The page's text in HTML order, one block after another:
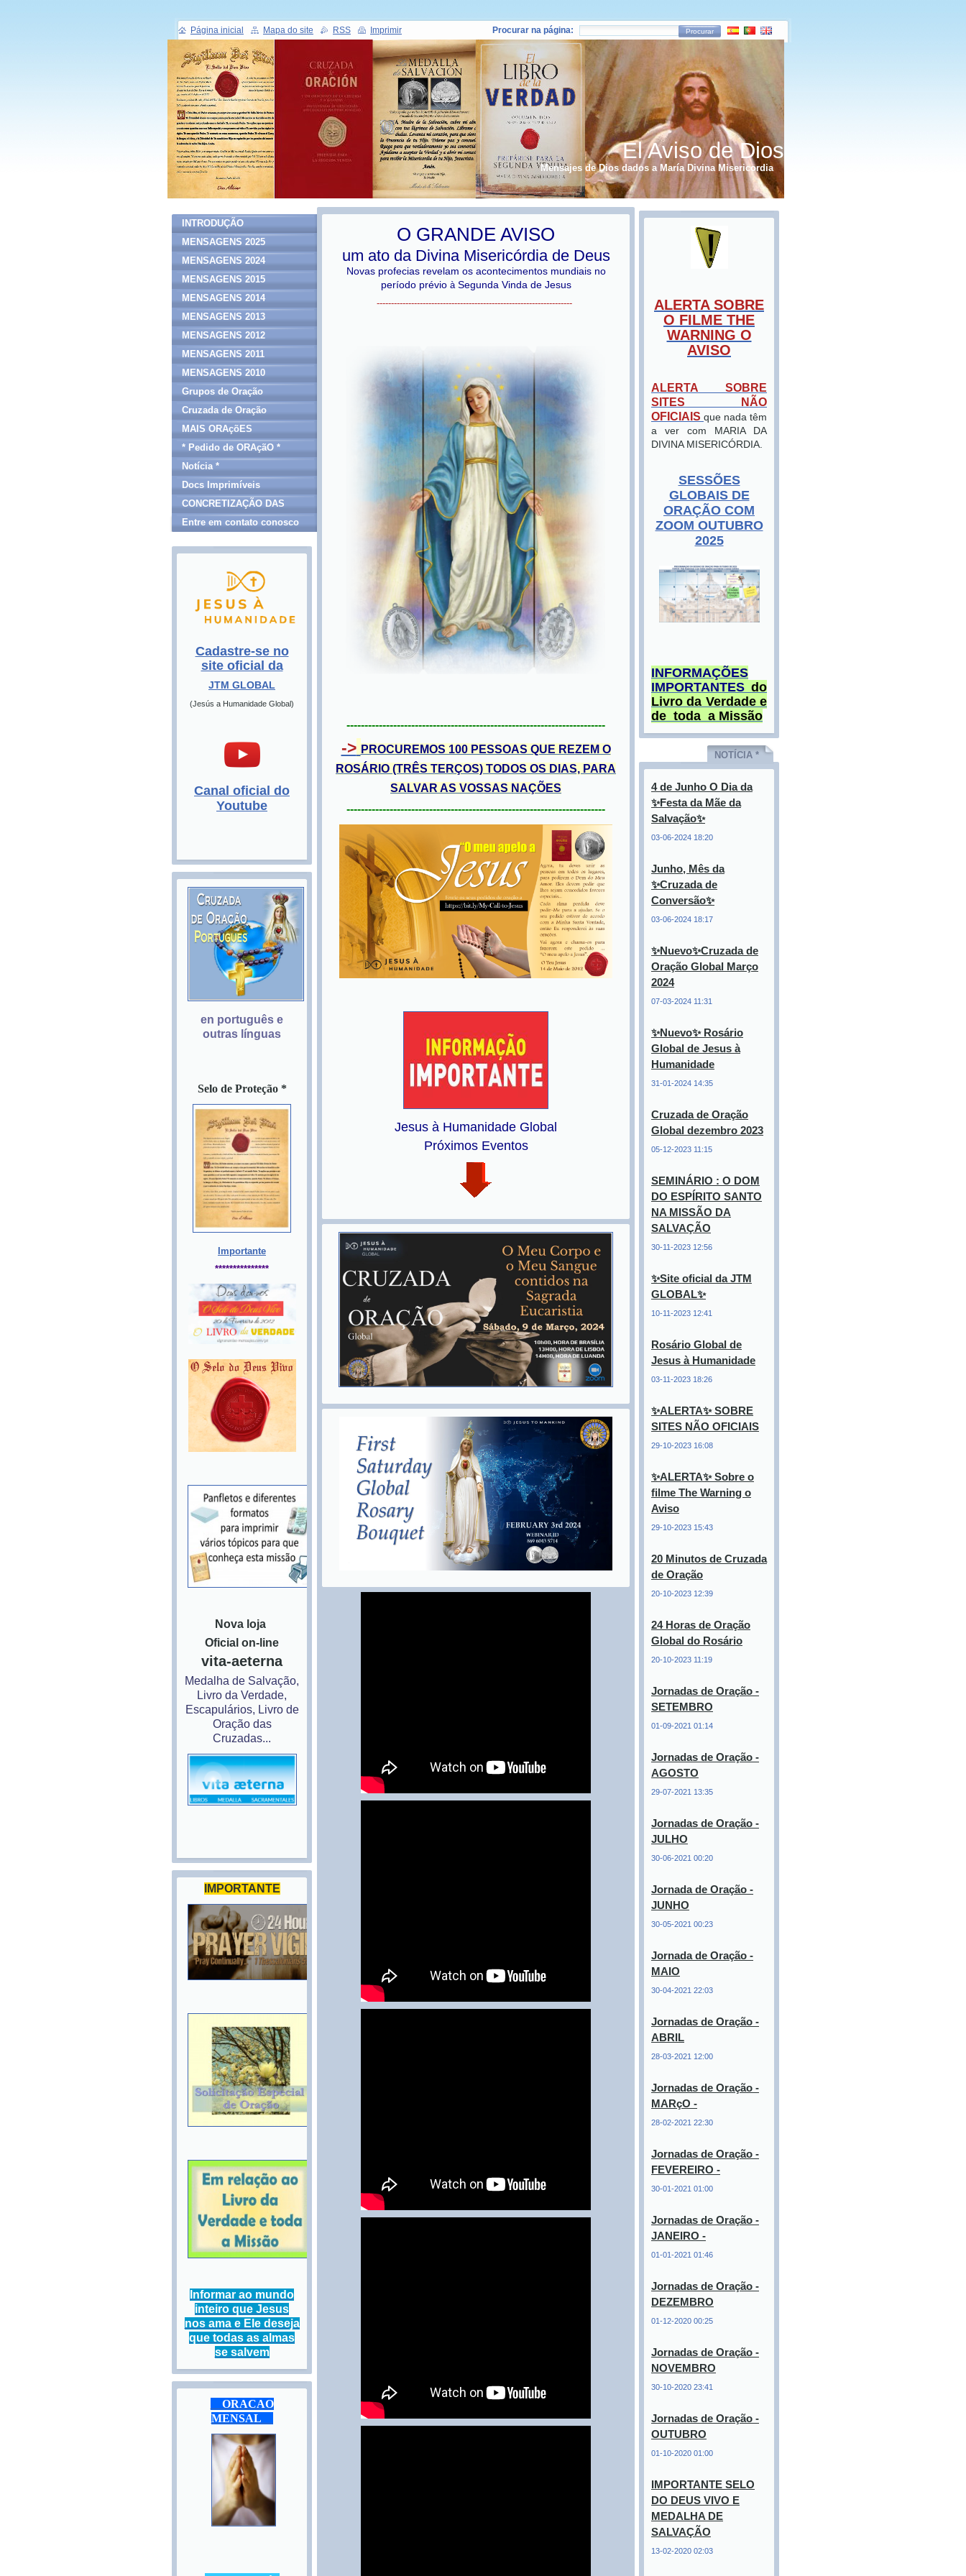
El Aviso de Dios
Mensajes de Dios dados a María Divina Misericordia
O GRANDE AVISO
um ato da Divina Misericórdia de Deus
Novas profecias revelam os acontecimentos mundiais no
período prévio àSegunda Vinda de Jesus
--------------------------------------------------------------------
------------------------------------------------------------------------
-> PROCUREMOS 100 PESSOAS QUE REZEM O
ROSÁRIO (TRÊS TERÇOS) TODOS OS DIAS, PARA
SALVAR AS VOSSAS NAÇÕES
------------------------------------------------------------------------
Jesus à Humanidade Global
Próximos Eventos
ALERTA SOBRE
O FILME THE
WARNING O
AVISO
ALERTA SOBRE
SITES NÃO
OFICIAIS que nada têm
a ver com MARIA DA
DIVINA MISERICÓRDIA.
SESSÕES
GLOBAIS DE
ORAÇÃO COM
ZOOM OUTUBRO
2025
INFORMAÇÕES
IMPORTANTES do
Livro da Verdade e
de toda a Missão
NOTÍCIA *
4 de Junho O Dia da
✨Festa da Mãe da
Salvação✨
03-06-2024 18:20
Junho, Mês da
✨Cruzada de
Conversão✨
03-06-2024 18:17
✨Nuevo✨Cruzada de
Oração Global Março
2024
07-03-2024 11:31
✨Nuevo✨ Rosário
Global de Jesus à
Humanidade
31-01-2024 14:35
Cruzada de Oração
Global dezembro 2023
05-12-2023 11:15
SEMINÁRIO : O DOM
DO ESPÍRITO SANTO
NA MISSÃO DA
SALVAÇÃO
30-11-2023 12:56
✨Site oficial da JTM
GLOBAL✨
10-11-2023 12:41
Rosário Global de
Jesus à Humanidade
03-11-2023 18:26
✨ALERTA✨ SOBRE
SITES NÃO OFICIAIS
29-10-2023 16:08
✨ALERTA✨ Sobre o
filme The Warning o
Aviso
29-10-2023 15:43
20 Minutos de Cruzada
de Oração
20-10-2023 12:39
24 Horas de Oração
Global do Rosário
20-10-2023 11:19
Jornadas de Oração -
SETEMBRO
01-09-2021 01:14
Jornadas de Oração -
AGOSTO
29-07-2021 13:35
Jornadas de Oração -
JULHO
30-06-2021 00:20
Jornada de Oração -
JUNHO
30-05-2021 00:23
Jornada de Oração -
MAIO
30-04-2021 22:03
Jornadas de Oração -
ABRIL
28-03-2021 12:00
Jornadas de Oração -
MARçO -
28-02-2021 22:30
Jornadas de Oração -
FEVEREIRO -
30-01-2021 01:00
Jornadas de Oração -
JANEIRO -
01-01-2021 01:46
Jornadas de Oração -
DEZEMBRO
01-12-2020 00:25
Jornadas de Oração -
NOVEMBRO
30-10-2020 23:41
Jornadas de Oração -
OUTUBRO
01-10-2020 01:00
IMPORTANTE SELO
DO DEUS VIVO E
MEDALHA DE
SALVAÇÃO
13-02-2020 02:03
INTRODUÇÃO
MENSAGENS 2025
MENSAGENS 2024
MENSAGENS 2015
MENSAGENS 2014
MENSAGENS 2013
MENSAGENS 2012
MENSAGENS 2011
MENSAGENS 2010
Grupos de Oração
Cruzada de Oração
MAIS ORAçõES
* Pedido de ORAçãO *
Notícia *
Docs Imprimíveis
CONCRETIZAÇÃO DAS
MENSAGENS
Entre em contato conosco
Cadastre-se no
site oficial da
JTM GLOBAL
(Jesús a Humanidade Global)
Canal oficial do
Youtube
en português e
outras línguas
Selo de Proteção *
Importante
***************
Nova loja
Oficial on-line
vita-aeterna
Medalha de Salvação,
Livro da Verdade,
Escapulários, Livro de
Oração das
Cruzadas...
IMPORTANTE
Informar ao mundo
inteiro que Jesus
nos ama e Ele deseja
que todas as almas
se salvem
ORACAO
MENSAL
Página inicial Mapa do site RSS Imprimir Procurar na página: Procurar